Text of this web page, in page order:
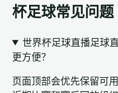
杯足球常见问题
世界杯足球直播足球
更方便？
页面顶部会优先保留可